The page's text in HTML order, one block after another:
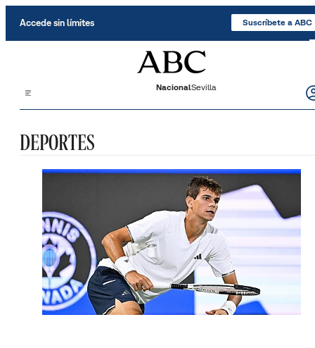
Accede sin límites Suscríbete a ABC
NacionalSevilla
DEPORTES